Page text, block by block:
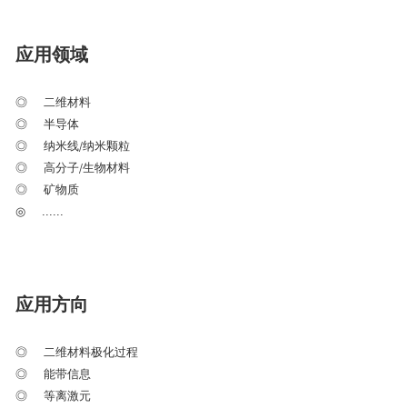
应用领域
◎
二维材料
◎ 半导体
◎ 纳米线/纳米颗粒
◎ 高分子/生物材料
◎ 矿物质
◎
应用方向
◎ 二维材料极化过程
◎ 能带信息
◎ 等离激元